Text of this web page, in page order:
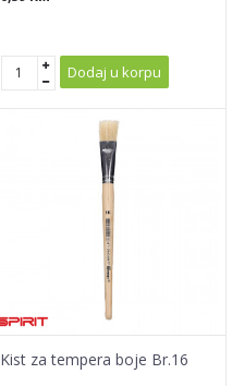
Dodaj u korpu
Kist za tempera boje Br.16